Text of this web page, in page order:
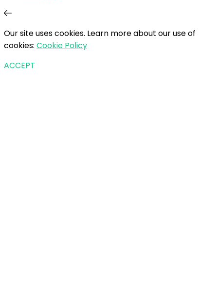
Our site uses cookies. Learn more about our use of
cookies: Cookie Policy
ACCEPT